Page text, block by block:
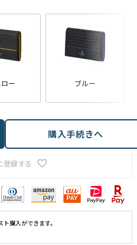
ー ブルー
登録する
購入手続きへ
購入ができます。